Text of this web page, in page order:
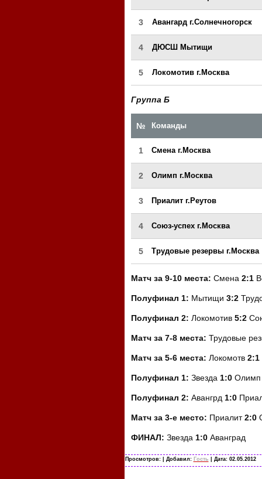
3 Авангард г.Солнечногорск
4 ДЮСШ Мытищи
5 Локомотив г.Москва
Группа Б
№ Команды
1 Смена г.Москва
2 Олимп г.Москва
3 Приалит г.Реутов
4 Союз-успех г.Москва
5 Трудовые резервы г.Москва
Матч за 9-10 места: Смена 2:1
Полуфинал 1: Мытищи 3:2
Полуфинал 2: Локомотив 5:2
Матч за 7-8 места: Трудовые
Матч за 5-6 места: Локомотв 2:1
Полуфинал 1: Звезда 1:0Олимп
Полуфинал 2: Авангрд 1:0
Матч за 3-е место: Приалит2:0
ФИНАЛ: Звезда 1:0Аванград
Просмотров: | Добавил: Гость | Дата: 02.05.2012